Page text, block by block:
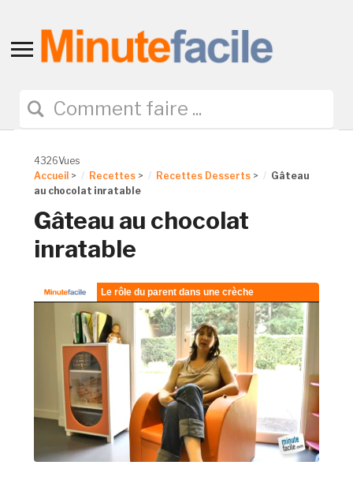
Toggle
navigation
4326Vues
Accueil > Recettes > Recettes Desserts >
Gâteau
au chocolat inratable
Gâteau au chocolat
inratable